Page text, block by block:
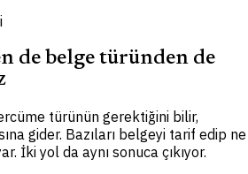
de belge türünden de
türünün gerektiğini bilir,
gider. Bazıları belgeyi tarif edip ne
İki yol da aynı sonuca çıkıyor.